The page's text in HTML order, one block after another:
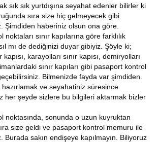
sık sık yurtdışına seyahat edenler bilirler ki
sıra size hiç gelmeyecek gibi
Şimdiden haberiniz olsun ona göre.
sınır kapılarına göre farklılık
mı de dediğinizi duyar gibiyiz. Şöyle ki;
kapısı, karayolları sınır kapısı, demiryolları
sınır kapıları gibi pasaport kontrol
Bilmenizde fayda var şimdiden.
ve seyahatiniz süresince
her şeyde sizlere bu bilgileri aktarmak bizler
noktasında, sonunda o uzun kuyruktan
size geldi ve pasaport kontrol memuru ile
Burada sakın endişeye kapılmayın. Biliyoruz